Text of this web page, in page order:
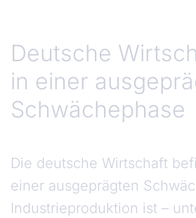
Deutsche
in einer
Schwächephase
Die deutsche Wirtschaft
einer ausgeprägten
Industrieproduktion ist –